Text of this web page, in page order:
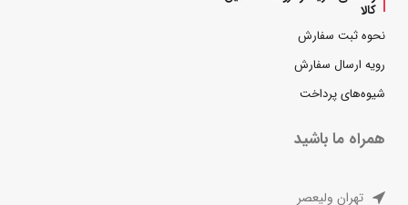
کالا
نحوه ثبت سفارش
رویه ارسال سفارش
شیوه‌های پرداخت
همراه ما باشید
تهران ولیعصر